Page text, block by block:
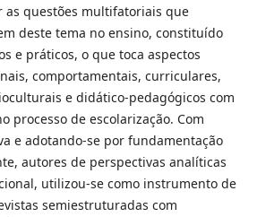
as questões multifatoriais que
deste tema no ensino, constituído
e práticos, o que toca aspectos
comportamentais, curriculares,
e didático-pedagógicos com
processo de escolarização. Com
e adotando-se por fundamentação
autores de perspectivas analíticas
utilizou-se como instrumento de
semiestruturadas com